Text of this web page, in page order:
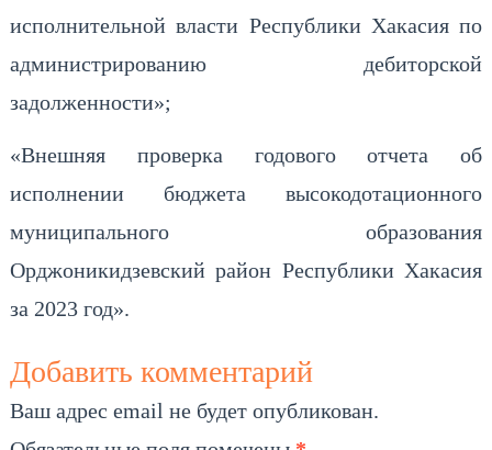
исполнительной власти Республики Хакасия по
администрированию дебиторской
задолженности»;
«Внешняя проверка годового отчета об
исполнении бюджета высокодотационного
муниципального образования
Орджоникидзевский район Республики Хакасия
за 2023 год».
Добавить комментарий
Ваш адрес email не будет опубликован.